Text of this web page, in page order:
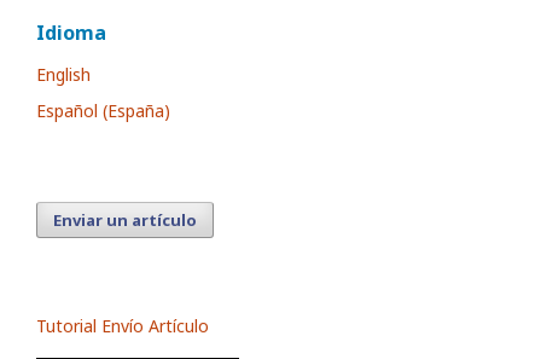
Idioma
English
Español (España)
Enviar un artículo
Tutorial Envío Artículo